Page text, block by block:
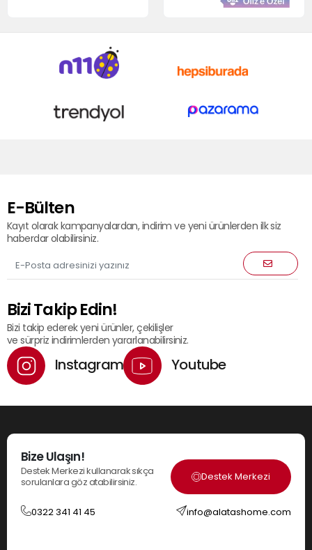
E-Bülten
Kayıt olarak kampanyalardan, indirim ve yeni ürünlerden ilk siz
haberdar olabilirsiniz.
Bizi Takip Edin!
Bizi takip ederek yeni ürünler, çekilişler
ve sürpriz indirimlerden yararlanabilirsiniz.
Instagram Youtube
Bize Ulaşın!
Destek Merkezi kullanarak sıkça
sorulanlara göz atabilirsiniz.
Destek Merkezi
0322 341 41 45 info@alatashome.com